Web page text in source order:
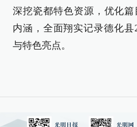
深挖瓷都特色资源，优化
内涵，全面翔实记录德化县
与特色亮点。